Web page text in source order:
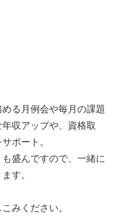
る月例会や毎月の課題
収アップや、資格取
ポート。
盛んですので、一緒に
す。
みください。